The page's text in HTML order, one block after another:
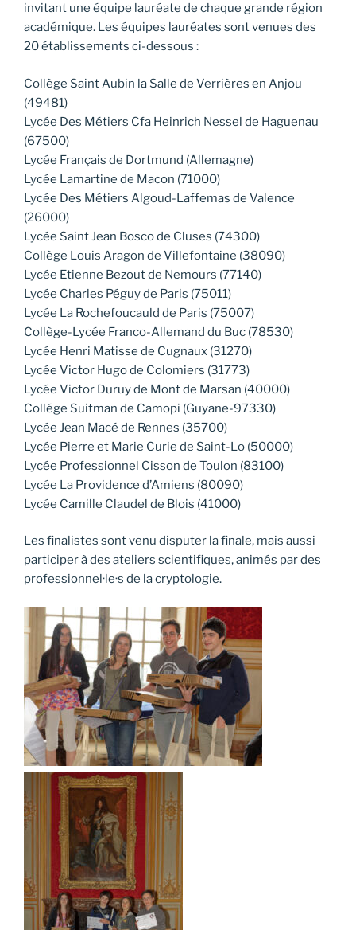
invitant une équipe lauréate de chaque grande région
académique. Les équipes lauréates sont venues des
20 établissements ci-dessous :
Collège Saint Aubin la Salle de Verrières en Anjou
(49481)
Lycée Des Métiers Cfa Heinrich Nessel de Haguenau
(67500)
Lycée Français de Dortmund (Allemagne)
Lycée Lamartine de Macon (71000)
Lycée Des Métiers Algoud-Laffemas de Valence
(26000)
Lycée Saint Jean Bosco de Cluses (74300)
Collège Louis Aragon de Villefontaine (38090)
Lycée Etienne Bezout de Nemours (77140)
Lycée Charles Péguy de Paris (75011)
Lycée La Rochefoucauld de Paris (75007)
Collège-Lycée Franco-Allemand du Buc (78530)
Lycée Henri Matisse de Cugnaux (31270)
Lycée Victor Hugo de Colomiers (31773)
Lycée Victor Duruy de Mont de Marsan (40000)
Collége Suitman de Camopi (Guyane-97330)
Lycée Jean Macé de Rennes (35700)
Lycée Pierre et Marie Curie de Saint-Lo (50000)
Lycée Professionnel Cisson de Toulon (83100)
Lycée La Providence d’Amiens (80090)
Lycée Camille Claudel de Blois (41000)
Les finalistes sont venu disputer la finale, mais aussi
participer à des ateliers scientifiques, animés par des
professionnel·le·s de la cryptologie.